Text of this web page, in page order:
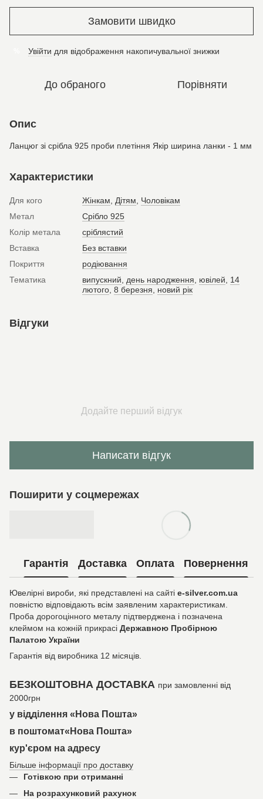
Замовити швидко
Увійти для відображення накопичувальної знижки
До обраного Порівняти
Опис
Ланцюг зі срібла 925 проби плетіння Якір ширина ланки - 1 мм
Характеристики
Для кого Жінкам Дітям
Чоловікам
Метал
Срібло 925
Колір метала
сріблястий
Вставка
Без вставки
Покриття
родіювання
Тематика
випускний день народження ювілей
14
лютого 8 березня новий рік
Відгуки
Додайте перший відгук
Написати відгук
Поширити у соцмережах
Гарантія Доставка Оплата Повернення
Ювелірні вироби, які представлені на сайті e-silver.com.ua
повністю відповідають всім заявленим характеристикам.
Проба дорогоцінного металу підтверджена і позначена
клеймом на кожній прикрасі Державною Пробірною
Палатою України
Гарантія від виробника 12 місяців.
БЕЗКОШТОВНА ДОСТАВКА при замовленні від
2000грн
у відділення «Нова Пошта»
в поштомат«Нова Пошта»
кур'єром на адресу
Більше інформації про доставку
Готівкою при отриманні
На розрахунковий рахунок